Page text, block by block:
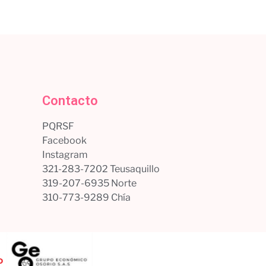
Contacto
PQRSF
Facebook
Instagram
321-283-7202 Teusaquillo
319-207-6935 Norte
310-773-9289 Chía